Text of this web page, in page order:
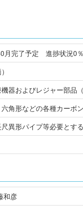
月完了予定 進捗状況0％
器およびレジャー部品（
角形などの各種カーボ
異形パイプ等必要とす
和彦